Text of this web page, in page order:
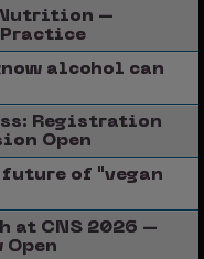
Nutrition –
Practice
alcohol can
Registration
Open
of "vegan
at CNS 2026 –